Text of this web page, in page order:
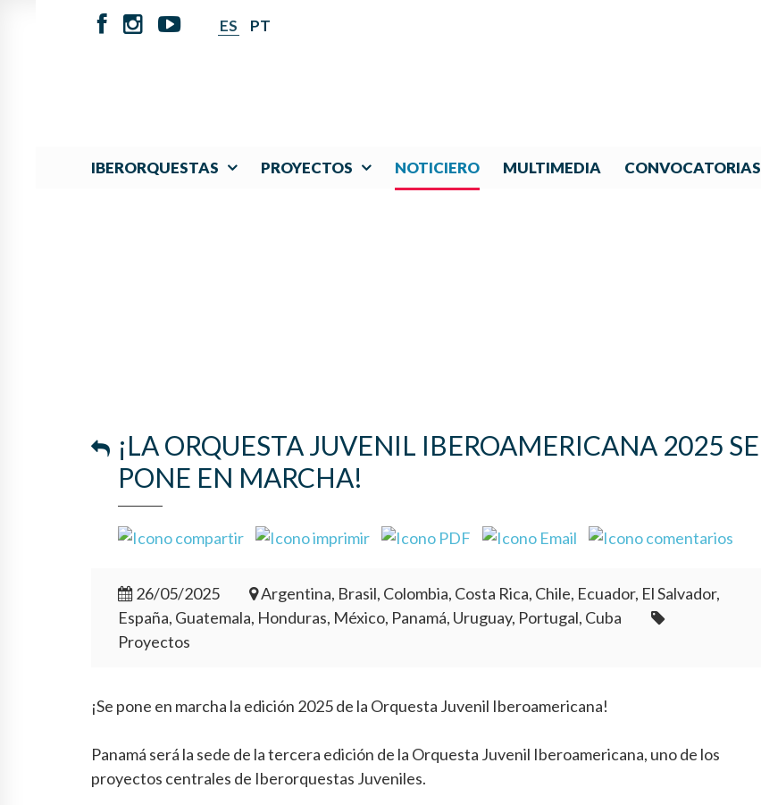
ES PT
IBERORQUESTAS PROYECTOS NOTICIERO MULTIMEDIA CONVOCATORIAS
¡LA ORQUESTA JUVENIL IBEROAMERICANA 2025 SE
PONE EN MARCHA!
26/05/2025
Argentina, Brasil, Colombia, Costa Rica, Chile, Ecuador, El Salvador,
España, Guatemala, Honduras, México, Panamá, Uruguay, Portugal, Cuba
Proyectos
¡Se pone en marcha la edición 2025 de la Orquesta Juvenil Iberoamericana!
Panamá será la sede de la tercera edición de la Orquesta Juvenil Iberoamericana, uno de los
proyectos centrales de Iberorquestas Juveniles.